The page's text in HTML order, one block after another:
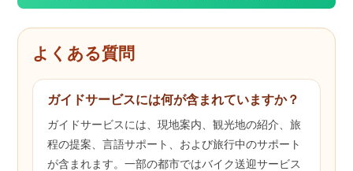
よくある質問
ガイドサービスには何が含まれていますか？
ガイドサービスには、現地案内、観光地の紹介、旅
程の提案、言語サポート、および旅行中のサポート
が含まれます。一部の都市ではバイク送迎サービス